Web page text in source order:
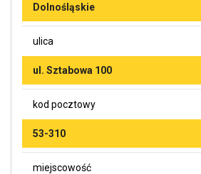
Dolnośląskie
ulica
ul. Sztabowa 100
kod pocztowy
53-310
miejscowość